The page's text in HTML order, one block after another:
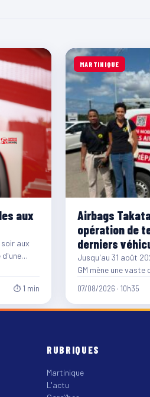
aux
aux
d'une
⏱ 1 min
MARTINIQUE
Airbags
opération de
derniers
Jusqu'au 31 août
GM mène une
07/08/2026 · 10h35
RUBRIQUES
Martinique
L'actu